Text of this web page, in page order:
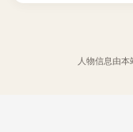
人物信息由本